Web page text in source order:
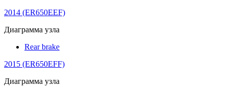
2014 (ER650EEF)
Диаграмма узла
Rear brake
2015 (ER650EFF)
Диаграмма узла